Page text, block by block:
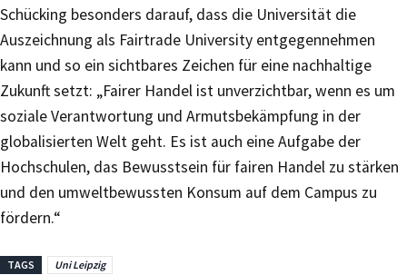
Schücking besonders darauf, dass die Universität die
Auszeichnung als Fairtrade University entgegennehmen
kann und so ein sichtbares Zeichen für eine nachhaltige
Zukunft setzt: „Fairer Handel ist unverzichtbar, wenn es um
soziale Verantwortung und Armutsbekämpfung in der
globalisierten Welt geht. Es ist auch eine Aufgabe der
Hochschulen, das Bewusstsein für fairen Handel zu stärken
und den umweltbewussten Konsum auf dem Campus zu
fördern.“
TAGS Uni Leipzig